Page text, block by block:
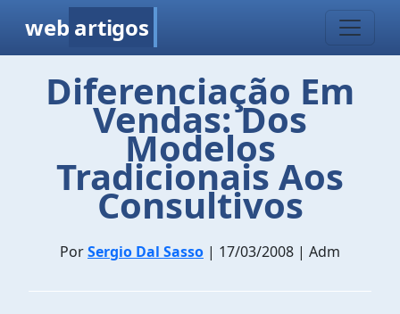
web artigos
Diferenciação Em
Vendas: Dos
Modelos
Tradicionais Aos
Consultivos
PorSergio Dal Sasso | 17/03/2008 | Adm